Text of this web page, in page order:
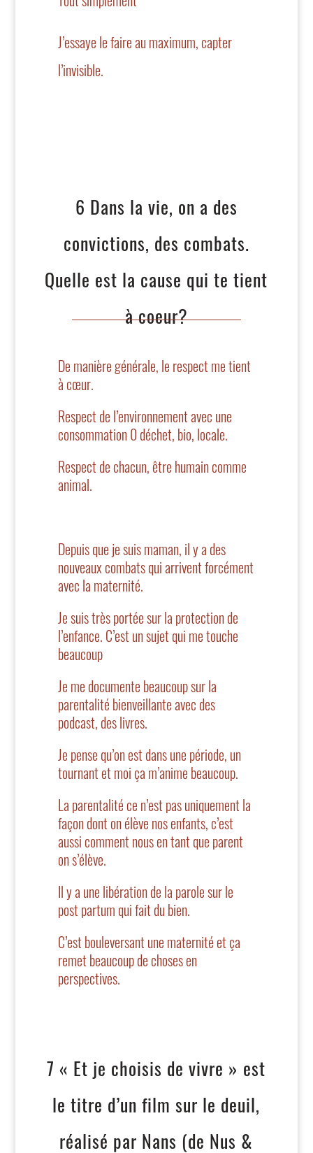
J’essaye le faire au maximum, capter
l’invisible.
6 Dans la vie, on a des
convictions, des combats.
Quelle est la cause qui te tient
à coeur?
De manière générale, le respect me tient
à cœur.
Respect de l’environnement avec une
consommation 0 déchet, bio, locale.
Respect de chacun, être humain comme
animal.
Depuis que je suis maman, il y a des
nouveaux combats qui arrivent forcément
avec la maternité.
Je suis très portée sur la protection de
l’enfance. C’est un sujet qui me touche
beaucoup
Je me documente beaucoup sur la
parentalité bienveillante avec des
podcast, des livres.
Je pense qu’on est dans une période, un
tournant et moi ça m’anime beaucoup.
La parentalité ce n’est pas uniquement la
façon dont on élève nos enfants, c’est
aussi comment nous en tant que parent
on s’élève.
Il y a une libération de la parole sur le
post partum qui fait du bien.
C’est bouleversant une maternité et ça
remet beaucoup de choses en
perspectives.
7 « Et je choisis de vivre » est
le titre d’un film sur le deuil,
réalisé par Nans (de Nus &